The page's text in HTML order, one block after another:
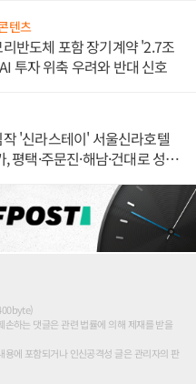
텐츠
반도체 포함 장기계약 '2.7조
투자 위축 우려와 반대 신호
'신라스테이' 서울신라호텔
평택·주문진·해남·건대로 성
하는 댓글은 관련 법률에 의해 제재를 받을
에 포함되거나 인신공격성 글은 관리자의 판